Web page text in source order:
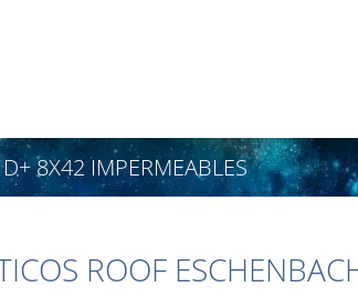
8X42 IMPERMEABLES
ROOF